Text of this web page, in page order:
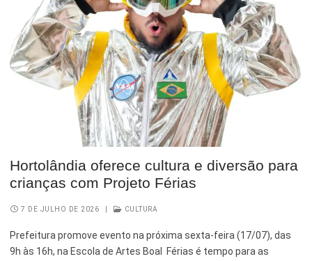
Hortolândia oferece cultura e diversão para
crianças com Projeto Férias
7 DE JULHO DE 2026 CULTURA
Prefeitura promove evento na próxima sexta-feira (17/07), das
9h às 16h, na Escola de Artes Boal Férias é tempo para as